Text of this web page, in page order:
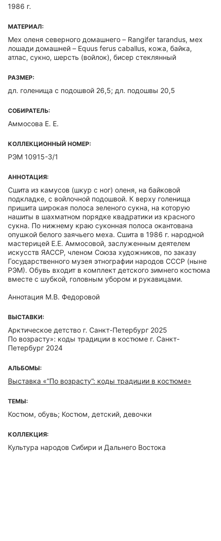
1986 г.
МАТЕРИАЛ:
Мех оленя северного домашнего – Rangifer tarandus, мех
лошади домашней – Equus ferus caballus, кожа, байка,
атлас, сукно, шерсть (войлок), бисер стеклянный
РАЗМЕР:
дл. голенища с подошвой 26,5; дл. подошвы 20,5
СОБИРАТЕЛЬ:
Аммосова Е. Е.
КОЛЛЕКЦИОННЫЙ НОМЕР:
РЭМ 10915-3/1
АННОТАЦИЯ:
Сшита из камусов (шкур с ног) оленя, на байковой
подкладке, с войлочной подошвой. К верху голенища
пришита широкая полоса зеленого сукна, на которую
нашиты в шахматном порядке квадратики из красного
сукна. По нижнему краю суконная полоса окантована
опушкой белого заячьего меха. Сшита в 1986 г. народной
мастерицей Е.Е. Аммосовой, заслуженным деятелем
искусств ЯАССР, членом Союза художников, по заказу
Государственного музея этнографии народов СССР (ныне
РЭМ). Обувь входит в комплект детского зимнего костюма
вместе с шубкой, головным убором и рукавицами.
Аннотация М.В. Федоровой
ВЫСТАВКИ:
Арктическое детство г. Санкт-Петербург 2025
По возрасту»: коды традиции в костюме г. Санкт-
Петербург 2024
АЛЬБОМЫ:
Выставка «”По возрасту”: коды традиции в костюме»
ТЕМЫ:
Костюм, обувь; Костюм, детский, девочки
КОЛЛЕКЦИЯ:
Культура народов Сибири и Дальнего Востока